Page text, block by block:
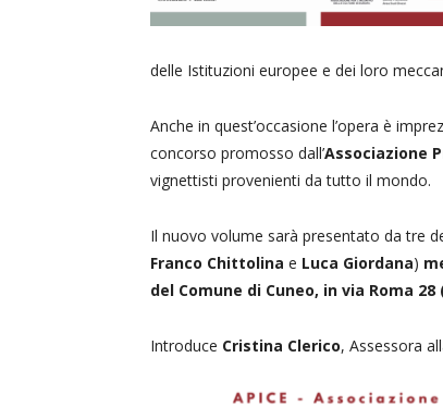
delle Istituzioni europee e dei loro
Anche in quest’occasione l’opera è
concorso promosso dall’Associazione
vignettisti provenienti da tutto il mondo.
Il nuovo volume sarà presentato da tre
Franco Chittolina e Luca Giordana)
del Comune di Cuneo, in via Roma 28
Introduce Cristina Clerico, Assessora